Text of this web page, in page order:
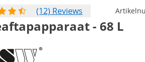
(12) Reviews
- 68 L